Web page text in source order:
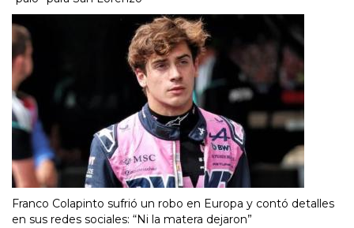
Franco Colapinto sufrió un robo en Europa y contó detalles
en sus redes sociales: “Ni la matera dejaron”